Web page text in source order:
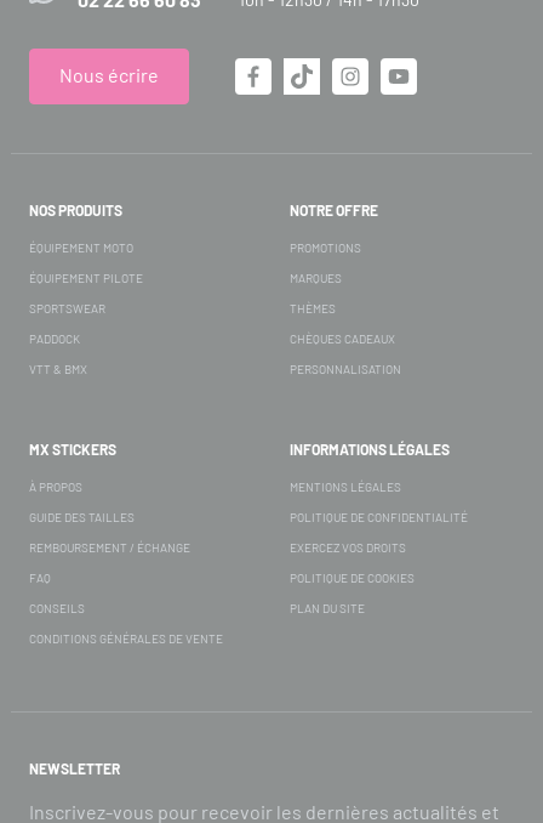
Nous écrire
NOS PRODUITS
ÉQUIPEMENT MOTO
ÉQUIPEMENT PILOTE
SPORTSWEAR
PADDOCK
VTT & BMX
NOTRE OFFRE
PROMOTIONS
MARQUES
THÈMES
CHÈQUES CADEAUX
PERSONNALISATION
MX STICKERS
À PROPOS
GUIDE DES TAILLES
REMBOURSEMENT / ÉCHANGE
FAQ
CONSEILS
CONDITIONS GÉNÉRALES DE VENTE
INFORMATIONS LÉGALES
MENTIONS LÉGALES
POLITIQUE DE CONFIDENTIALITÉ
EXERCEZ VOS DROITS
POLITIQUE DE COOKIES
PLAN DU SITE
NEWSLETTER
Inscrivez-vous pour recevoir les dernières actualités et